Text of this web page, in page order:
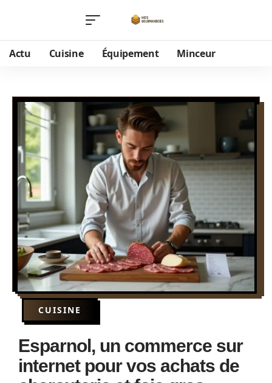
Actu Cuisine Équipement Minceur
CUISINE
Esparnol, un commerce sur
internet pour vos achats de